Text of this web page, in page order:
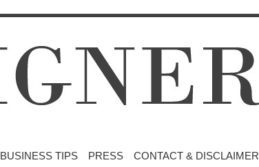
BUSINESS TIPS PRESS CONTACT & DISCLAIMER